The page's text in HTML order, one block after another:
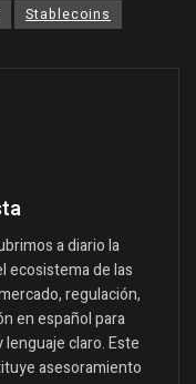
Stablecoins
a diario la
ecosistema de las
regulación,
en español para
claro. Este
asesoramiento